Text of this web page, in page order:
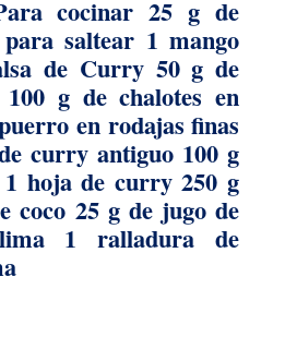
cocinar 25 g de
saltear 1 mango
de Curry 50 g de
g de chalotes en
en rodajas finas
curry antiguo 100 g
hoja de curry 250 g
coco 25 g de jugo de
1 ralladura de